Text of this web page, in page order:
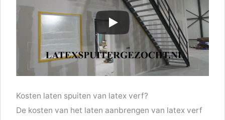
Kosten laten spuiten van latex verf?
De kosten van het laten aanbrengen van latex verf